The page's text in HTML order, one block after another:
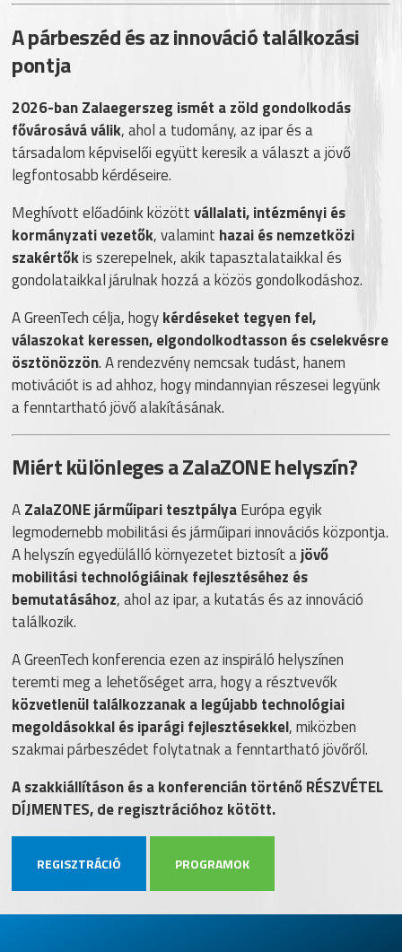
A párbeszéd és az innováció találkozási
pontja
2026-ban Zalaegerszeg ismét a zöld gondolkodás
fővárosává válik, ahol a tudomány, az ipar és a
társadalom képviselői együtt keresik a választ a jövő
legfontosabb kérdéseire.
Meghívott előadóink közöttvállalati, intézményi és
kormányzati vezetők, valamint hazai és nemzetközi
szakértőkis szerepelnek, akik tapasztalataikkal és
gondolataikkal járulnak hozzá a közös gondolkodáshoz.
A GreenTech célja, hogykérdéseket tegyen fel,
válaszokat keressen, elgondolkodtasson és cselekvésre
ösztönözzön. A rendezvény nemcsak tudást, hanem
motivációt is ad ahhoz, hogy mindannyian részesei legyünk
a fenntartható jövő alakításának.
Miért különleges a ZalaZONE helyszín?
AZalaZONE járműipari tesztpályaEurópa egyik
legmodernebb mobilitási és járműipari innovációs központja.
A helyszín egyedülálló környezetet biztosít ajövő
mobilitási technológiáinak fejlesztéséhez és
bemutatásához, ahol az ipar, a kutatás és az innováció
találkozik.
A GreenTech konferencia ezen az inspiráló helyszínen
teremti meg a lehetőséget arra, hogy a résztvevők
közvetlenül találkozzanak a legújabb technológiai
megoldásokkal és iparági fejlesztésekkel, miközben
szakmai párbeszédet folytatnak a fenntartható jövőről.
A szakkiállításon és a konferencián történő RÉSZVÉTEL
DÍJMENTES, de regisztrációhoz kötött.
REGISZTRÁCIÓ PROGRAMOK